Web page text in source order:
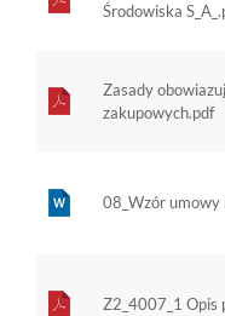
Środowiska
Zasady
zakupowych.pdf
08_Wzór umowy
Z2_4007_1 Opis